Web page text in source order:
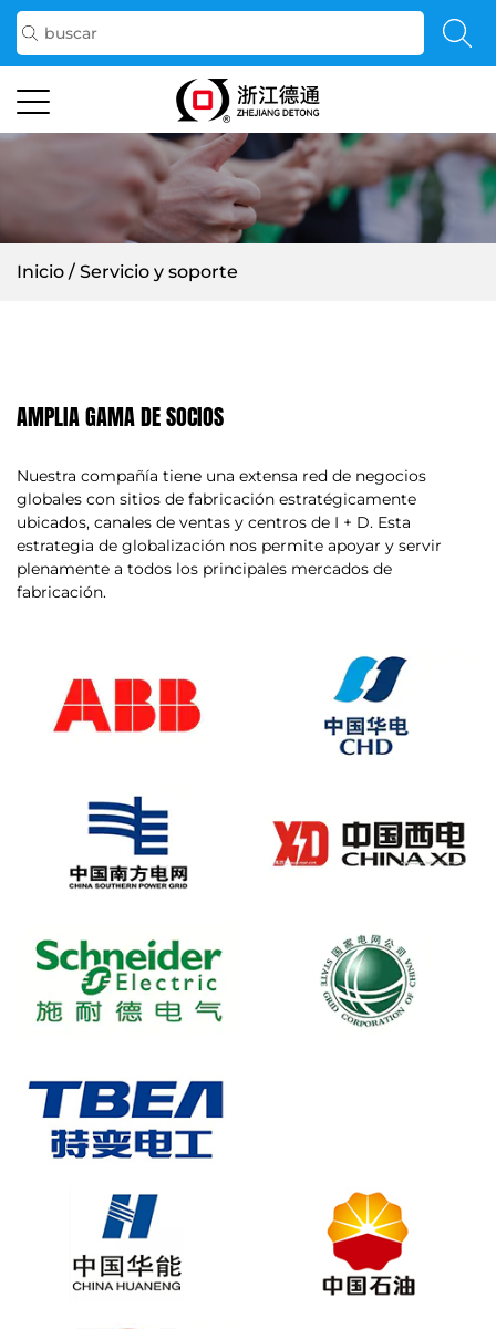
Inicio / Servicio y soporte
AMPLIA GAMA DE SOCIOS
Nuestra compañía tiene una extensa red de negocios
globales con sitios de fabricación estratégicamente
ubicados, canales de ventas y centros de I + D. Esta
estrategia de globalización nos permite apoyar y servir
plenamente a todos los principales mercados de
fabricación.